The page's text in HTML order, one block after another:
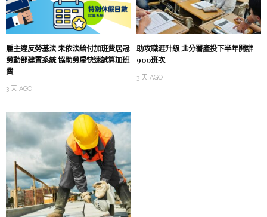
雇主違反勞基法 未依法給付加班費居冠
勞動部建置系統 協助勞雇快速試算加班
費
3 天 AGO
助攻職涯升級 北分署產投下半年開辦
900班次
3 天 AGO